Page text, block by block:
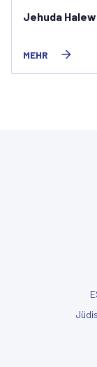
Jehuda
MEHR